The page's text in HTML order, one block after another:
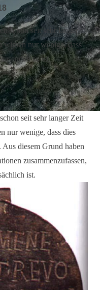
schon seit sehr langer
wissen nur wenige, dass
so ist.
seit sehr langer Zeit
nur wenige, dass dies
Aus diesem Grund haben
zusammenzufassen,
ist.